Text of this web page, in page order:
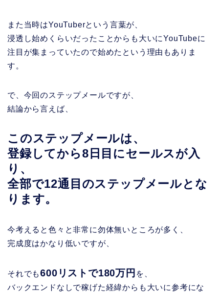
また当時はYouTuberという言葉が、
浸透し始めくらいだったことからも大いにYouTubeに
注目が集まっていたので始めたという理由もありま
す。
で、今回のステップメールですが、
結論から言えば、
このステップメールは、
登録してから8日目にセールスが入
り、
全部で12通目のステップメールとな
ります。
今考えると色々と非常に勿体無いところが多く、
完成度はかなり低いですが、
それでも600リストで180万円 を、
バックエンドなしで稼げた経緯からも大いに参考にな